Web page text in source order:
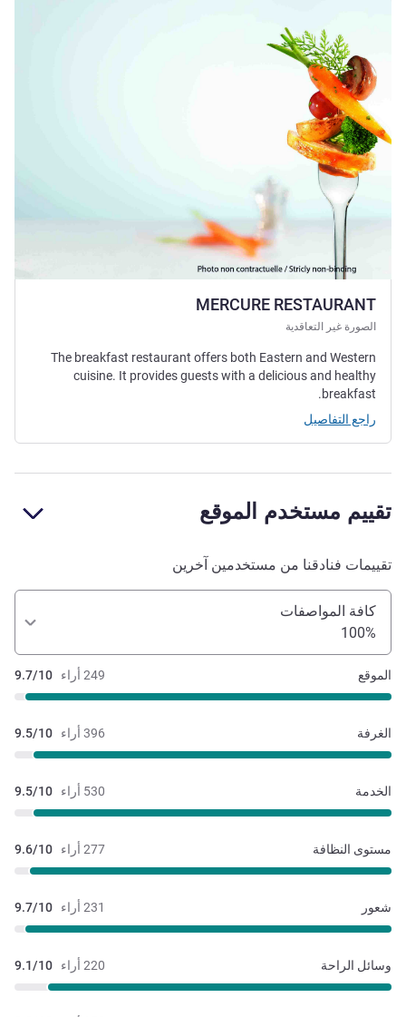
MERCURE RESTAURANT
الصورة غير التعاقدية
The breakfast restaurant offers both Eastern and Western
cuisine. It provides guests with a delicious and healthy
breakfast.
راجع التفاصيل
تقييم مستخدم الموقع
تقييمات فنادقنا من مستخدمين آخرين
كافة المواصفات
100%
249 أراء 9.7/10 الموقع
396 أراء 9.5/10 الغرفة
530 أراء 9.5/10 الخدمة
277 أراء 9.6/10 مستوى النظافة
231 أراء 9.7/10 شعور
220 أراء 9.1/10 وسائل الراحة